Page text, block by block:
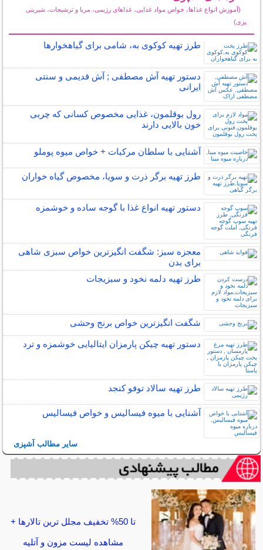
(آموزش انواع غذاها، خواص مواد غذایی، غذاهای رژیمی، مربا و ترشیجات، شیرینی
پزی)
طرز تهیه کوکوی به، شامی برای گیاهخوارها
دستور تهیه آش مصطفی ; آش قدیمی و سنتی
ایرانی
رول بوقلمون، غذایی مخصوص کسانی که چربی
خون بالایی دارند
آشنایی با سلطان مرکبات + خواص میوه پوملو
طرز تهیه برگر ذرت و سویا، مخصوص گیاه خواران
دستور تهیه انواع غذا با گوجه ساده و خوشمزه
معجزه سبز: شگفت انگیزترین خواص سبزی شاهی
برای بدن
طرز تهیه دلمه نخود و سبزیجات
شگفت انگیزترین خواص برنج وحشی
دستور تهیه چیکن پارمزان ایتالیایی خوشمزه و ترد
طرز تهیه سالاد توفو کنجد
آشنایی با میوه فیسالیس و خواص فیسالیس
سایر مطالب آشپزی
تا 50% تخفیف مجلل ترین تالارها +
مشاهده لیست مزون و آتلیه